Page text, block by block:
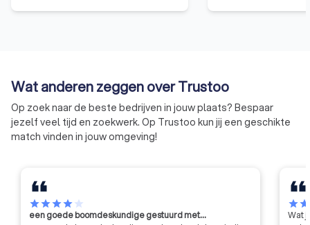
regelgeving.
Wat anderen zeggen over Trustoo
Op zoek naar de beste bedrijven in jouw plaats? Bespaar
jezelf veel tijd en zoekwerk. Op Trustoo kun jij een geschikte
match vinden in jouw omgeving!
starstarstarstarstar
een goede boomdeskundige gestuurd met…
starstar
Wat